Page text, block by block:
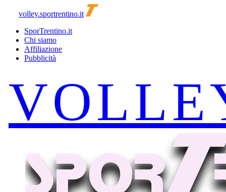
volley.sportrentino.it
SporTrentino.it
Chi siamo
Affiliazione
Pubblicità